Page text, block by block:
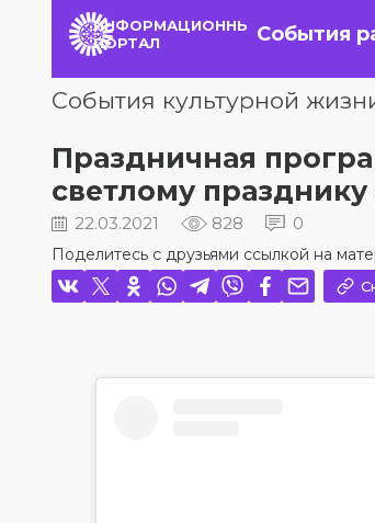
ИНФОРМАЦИОННЫЙ
ПОРТАЛ
События
События культурной
Праздничная
светлому
22.03.2021 828 0
Поделитесь с друзьями ссылкой на